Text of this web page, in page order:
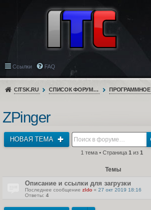
Ссылки FAQ
CITSK.RU СПИСОК ФОРУМОВ ПРОГРАММНОЕ ОБЕСПЕЧЕНИЕ
ZPinger
НОВАЯ ТЕМА
1 тема • Страница 1 из 1
Темы
Описание и ссылки для загрузки
Последнее сообщение zldo « 27 окт 2019 18:16
Ответы: 4